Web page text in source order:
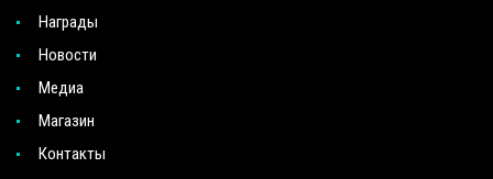
Награды
Новости
Медиа
Магазин
Контакты